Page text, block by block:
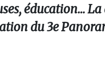
éducation...
du 3e